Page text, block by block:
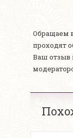
Обращаем
проходят
Ваш отзыв